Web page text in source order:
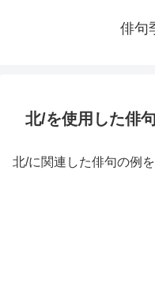
俳句
北/を使用した俳句
北/に関連した俳句の例